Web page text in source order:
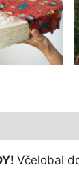
Včelobal